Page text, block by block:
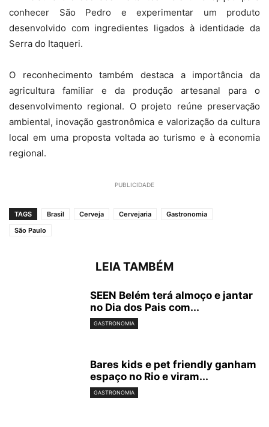
conhecer São Pedro e experimentar um produto
desenvolvido com ingredientes ligados à identidade da
Serra do Itaqueri.
O reconhecimento também destaca a importância da
agricultura familiar e da produção artesanal para o
desenvolvimento regional. O projeto reúne preservação
ambiental, inovação gastronômica e valorização da cultura
local em uma proposta voltada ao turismo e à economia
regional.
PUBLICIDADE
TAGS Brasil Cerveja Cervejaria
Gastronomia
São Paulo
LEIA TAMBÉM
SEEN Belém terá almoço e jantar
no Dia dos Pais com...
GASTRONOMIA
Bares kids e pet friendly ganham
espaço no Rio e viram...
GASTRONOMIA